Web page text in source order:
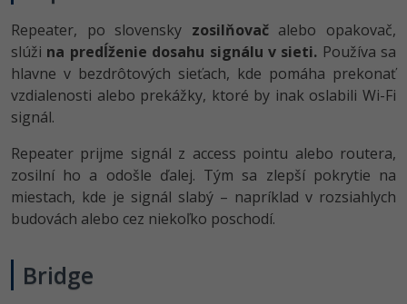
Repeater, po slovensky zosilňovačalebo opakovač,
slúži na predĺženie dosahu signálu v sieti. Používa sa
hlavne v bezdrôtových sieťach, kde pomáha prekonať
vzdialenosti alebo prekážky, ktoré by inak oslabili Wi-Fi
signál.
Repeater prijme signál z access pointu alebo routera,
zosilní ho a odošle ďalej. Tým sa zlepší pokrytie na
miestach, kde je signál slabý – napríklad v rozsiahlych
budovách alebo cez niekoľko poschodí.
Bridge